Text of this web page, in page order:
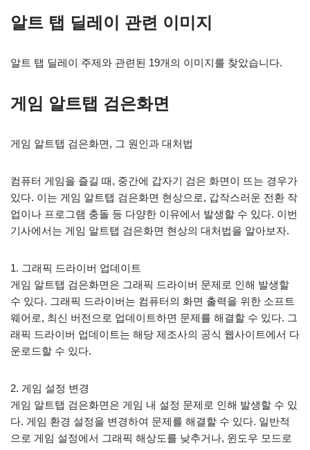
알트 탭 딜레이 관련 이미지
알트 탭 딜레이 주제와 관련된 19개의 이미지를 찾았습니다.
게임 알트탭 검은화면
게임 알트탭 검은화면, 그 원인과 대처법
컴퓨터 게임을 즐길 때, 중간에 갑자기 검은 화면이 뜨는 경우가
있다. 이는 게임 알트탭 검은화면 현상으로, 갑작스러운 전환 작
업이나 프로그램 충돌 등 다양한 이유에서 발생할 수 있다. 이번
기사에서는 게임 알트탭 검은화면 현상의 대처법을 알아보자.
1. 그래픽 드라이버 업데이트
게임 알트탭 검은화면은 그래픽 드라이버 문제로 인해 발생할
수 있다. 그래픽 드라이버는 컴퓨터의 화면 출력을 위한 소프트
웨어로, 최신 버전으로 업데이트하면 문제를 해결할 수 있다. 그
래픽 드라이버 업데이트는 해당 제조사의 공식 웹사이트에서 다
운로드할 수 있다.
2. 게임 설정 변경
게임 알트탭 검은화면은 게임 내 설정 문제로 인해 발생할 수 있
다. 게임 환경 설정을 변경하여 문제를 해결할 수 있다. 일반적
으로 게임 설정에서 그래픽 해상도를 낮추거나, 윈도우 모드로